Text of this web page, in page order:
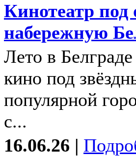
Кинотеатр
набережную
Лето в
кино под
популярной
с...
16.06.26 |